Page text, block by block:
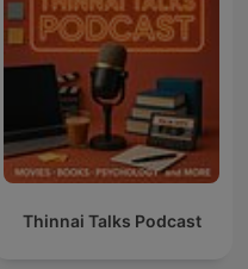
Thinnai Talks Podcast